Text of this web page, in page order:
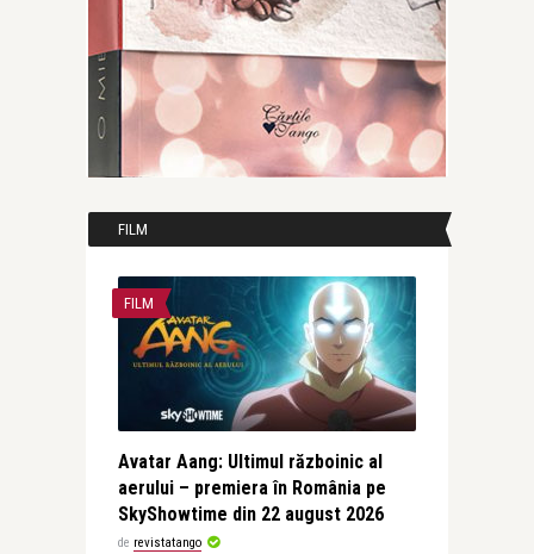
FILM
FILM
Avatar Aang: Ultimul războinic al
aerului – premiera în România pe
SkyShowtime din 22 august 2026
de revistatango